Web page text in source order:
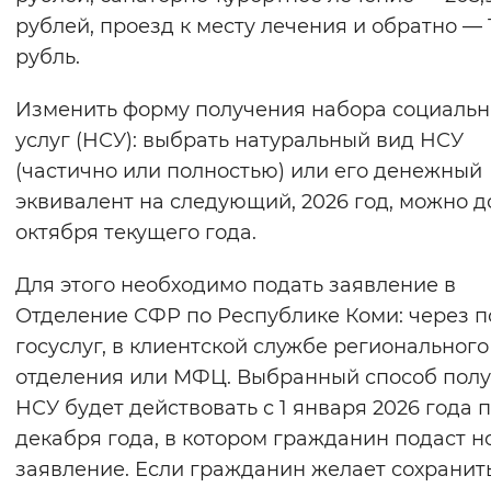
Звуковой ассистент
Воспроизвести
Вернуть стандартные настройки
рублей, проезд к месту лечения и обратно —
рубль.
Изменить форму получения набора
услуг (НСУ): выбрать натуральный вид НСУ
(частично или полностью) или его денежный
эквивалент на следующий, 2026 год, можно
октября текущего года.
Для этого необходимо подать заявление в
Отделение СФР по Республике Коми: через
госуслуг, в клиентской службе регионального
отделения или МФЦ. Выбранный способ
НСУ будет действовать с 1 января 2026 года
декабря года, в котором гражданин подаст
заявление. Если гражданин желает